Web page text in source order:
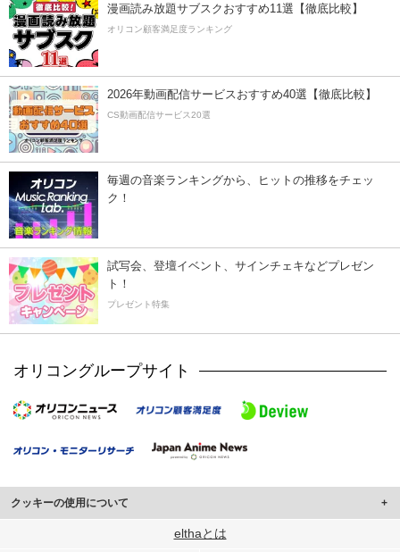
漫画読み放題サブスクおすすめ11選【徹底比較】
オリコン顧客満足度ランキング
2026年動画配信サービスおすすめ40選【徹底比較】
CS動画配信サービス20選
毎週の音楽ランキングから、ヒットの推移をチェッ
ク！
試写会、登壇イベント、サインチェキなどプレゼン
ト！
プレゼント特集
オリコングループサイト
クッキーの使用について
このサイトでは Cookie を使用して、ユーザーに合わせたコンテンツや広告の
elthaとは